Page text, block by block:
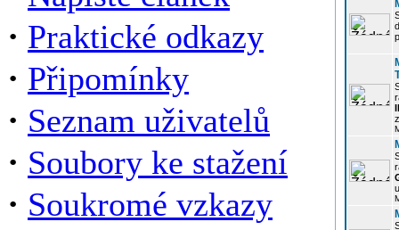
· Praktické odkazy
· Připomínky
· Seznam uživatelů
· Soubory ke stažení
· Soukromé vzkazy